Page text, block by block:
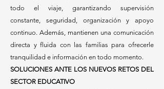
todo el viaje, garantizando supervisión
constante, seguridad, organización y apoyo
continuo. Además, mantienen una comunicación
directa y fluida con las familias para ofrecerle
tranquilidad e información en todo momento.
SOLUCIONES ANTE LOS NUEVOS RETOS DEL
SECTOR EDUCATIVO